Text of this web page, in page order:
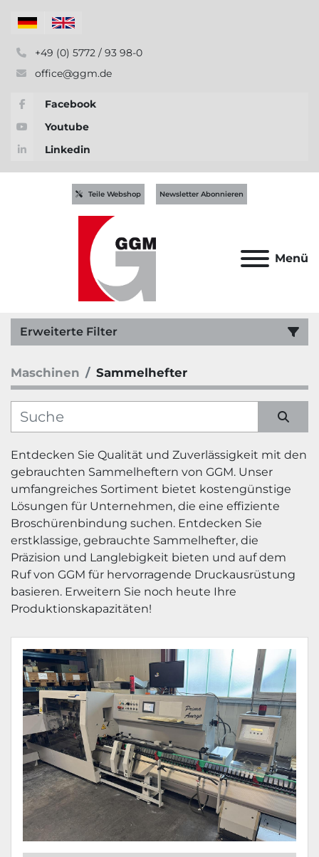
+49 (0) 5772 / 93 98-0
office@ggm.de
Facebook
Youtube
Linkedin
Menü
Teile Webshop Newsletter Abonnieren
Erweiterte Filter
Kategorie
Hersteller
Modell
Maschinen Sammelhefter
Sortieren nach
Entdecken Sie Qualität und Zuverlässigkeit mit den
gebrauchten Sammelheftern von GGM. Unser
umfangreiches Sortiment bietet kostengünstige
Lösungen für Unternehmen, die eine effiziente
Broschürenbindung suchen. Entdecken Sie
erstklassige, gebrauchte Sammelhefter, die
Präzision und Langlebigkeit bieten und auf dem
Ruf von GGM für hervorragende Druckausrüstung
basieren. Erweitern Sie noch heute Ihre
Produktionskapazitäten!